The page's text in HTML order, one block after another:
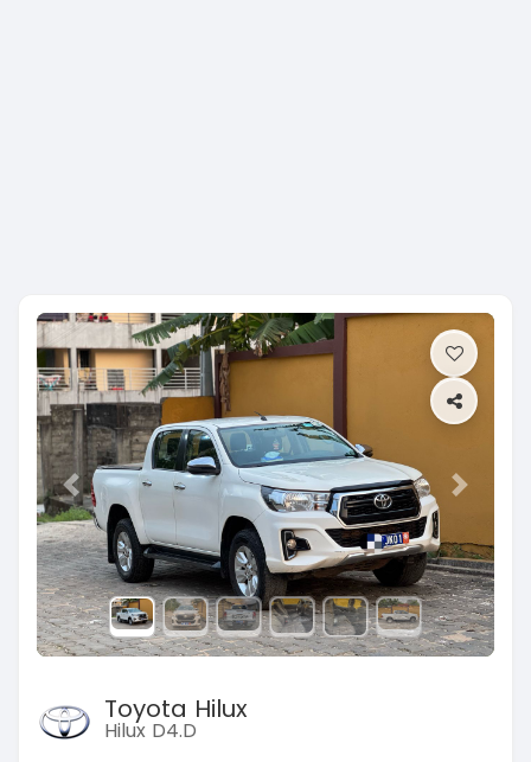
Previous Next
Toyota Hilux
Hilux D4.D